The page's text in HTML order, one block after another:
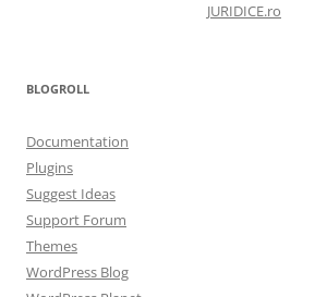
JURIDICE.ro
BLOGROLL
Documentation
Plugins
Suggest Ideas
Support Forum
Themes
WordPress Blog